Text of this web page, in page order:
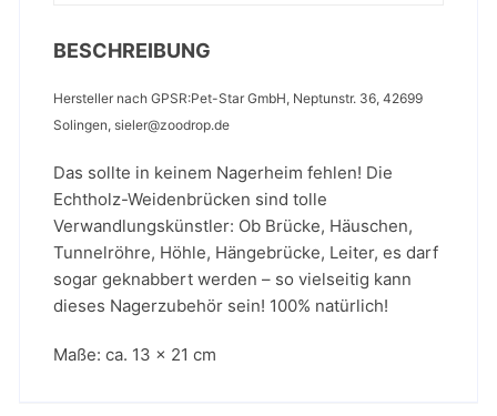
BESCHREIBUNG
Hersteller nach GPSR:Pet-Star GmbH, Neptunstr. 36, 42699
Solingen, sieler@zoodrop.de
Das sollte in keinem Nagerheim fehlen! Die
Echtholz-Weidenbrücken sind tolle
Verwandlungskünstler: Ob Brücke, Häuschen,
Tunnelröhre, Höhle, Hängebrücke, Leiter, es darf
sogar geknabbert werden – so vielseitig kann
dieses Nagerzubehör sein! 100% natürlich!
Maße: ca. 13 x 21 cm